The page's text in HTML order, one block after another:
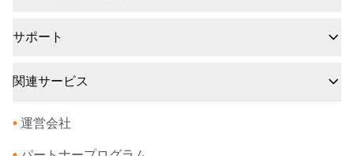
サポート
関連サービス
• 運営会社